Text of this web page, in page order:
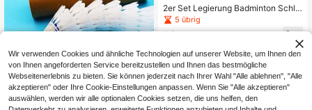
langanhaltend Nylon-Badminton-F
2er Set Legierung Badminton Schlä
ger mit Federbällen + Schlägertasc
he, langanhaltend Einsteiger-Freize
it-Schläger für Erwachsene, Männe
5 übrig
12
Wir verwenden Cookies und ähnliche Technologien auf unserer Website, um Ihnen den
von Ihnen angeforderten Service bereitzustellen und Ihnen das bestmögliche
Webseitenerlebnis zu bieten. Sie können jederzeit nach Ihrer Wahl "Alle ablehnen", "Alle
akzeptieren" oder Ihre Cookie-Einstellungen anpassen. Wenn Sie "Alle akzeptieren"
auswählen, werden wir alle optionalen Cookies setzen, die uns helfen, den